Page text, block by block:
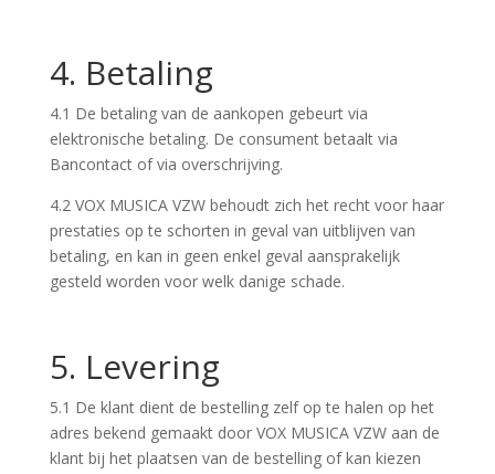
4. Betaling
4.1 De betaling van de aankopen gebeurt via
elektronische betaling. De consument betaalt via
Bancontact of via overschrijving.
4.2 VOX MUSICA VZW behoudt zich het recht voor haar
prestaties op te schorten in geval van uitblijven van
betaling, en kan in geen enkel geval aansprakelijk
gesteld worden voor welk danige schade.
5. Levering
5.1 De klant dient de bestelling zelf op te halen op het
adres bekend gemaakt door VOX MUSICA VZW aan de
klant bij het plaatsen van de bestelling of kan kiezen